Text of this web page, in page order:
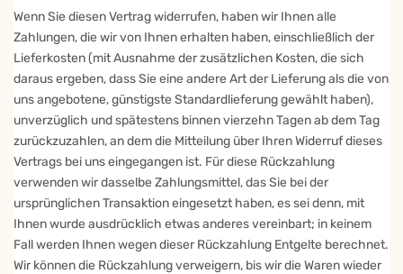
Wenn Sie diesen Vertrag widerrufen, haben wir Ihnen alle
Zahlungen, die wir von Ihnen erhalten haben, einschließlich der
Lieferkosten (mit Ausnahme der zusätzlichen Kosten, die sich
daraus ergeben, dass Sie eine andere Art der Lieferung als die von
uns angebotene, günstigste Standardlieferung gewählt haben),
unverzüglich und spätestens binnen vierzehn Tagen ab dem Tag
zurückzuzahlen, an dem die Mitteilung über Ihren Widerruf dieses
Vertrags bei uns eingegangen ist. Für diese Rückzahlung
verwenden wir dasselbe Zahlungsmittel, das Sie bei der
ursprünglichen Transaktion eingesetzt haben, es sei denn, mit
Ihnen wurde ausdrücklich etwas anderes vereinbart; in keinem
Fall werden Ihnen wegen dieser Rückzahlung Entgelte berechnet.
Wir können die Rückzahlung verweigern, bis wir die Waren wieder